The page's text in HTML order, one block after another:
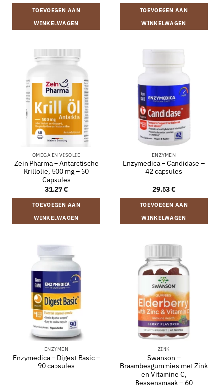
TOEVOEGEN AAN
WINKELWAGEN
TOEVOEGEN AAN
WINKELWAGEN
OMEGA EN VISOLIE
Zein Pharma – Antarctische
Krillolie, 500 mg – 60
Capsules
31.27€
TOEVOEGEN AAN
WINKELWAGEN
ENZYMEN
Enzymedica – Candidase –
42 capsules
29.53€
TOEVOEGEN AAN
WINKELWAGEN
ENZYMEN
Enzymedica – Digest Basic –
90 capsules
ZINK
Swanson –
Braambesgummies met Zink
en Vitamine C,
Bessensmaak – 60